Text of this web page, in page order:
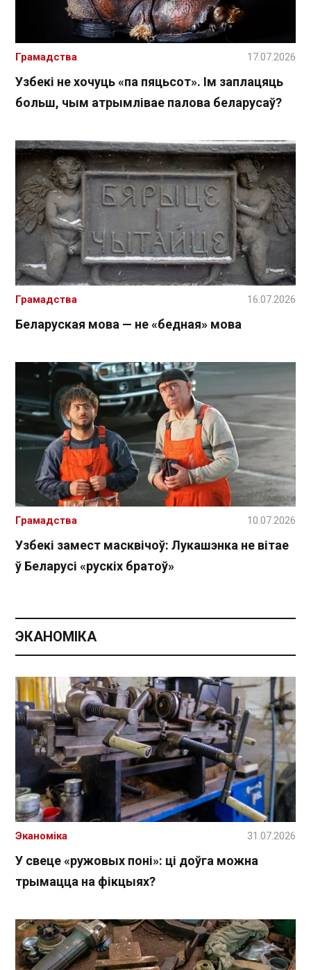
Узбекі не хочуць «па пяцьсот». Ім заплацяць
больш, чым атрымлівае палова беларусаў?
Грамадства 17.07.2026
Беларуская мова — не «бедная» мова
Грамадства 16.07.2026
Узбекі замест масквічоў: Лукашэнка не вітае
ў Беларусі «рускіх братоў»
Грамадства 10.07.2026
ЭКАНОМІКА
У свеце «ружовых поні»: ці доўга можна
трымацца на фікцыях?
Эканоміка 31.07.2026